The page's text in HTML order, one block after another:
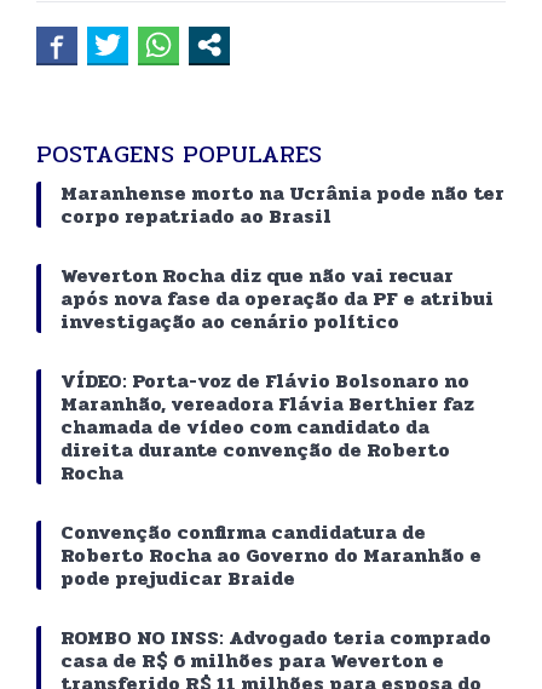
POSTAGENS POPULARES
Maranhense morto na Ucrânia pode não ter
corpo repatriado ao Brasil
Weverton Rocha diz que não vai recuar
após nova fase da operação da PF e atribui
investigação ao cenário político
VÍDEO: Porta-voz de Flávio Bolsonaro no
Maranhão, vereadora Flávia Berthier faz
chamada de vídeo com candidato da
direita durante convenção de Roberto
Rocha
Convenção confirma candidatura de
Roberto Rocha ao Governo do Maranhão e
pode prejudicar Braide
ROMBO NO INSS: Advogado teria comprado
casa de R$ 6 milhões para Weverton e
transferido R$ 11 milhões para esposa do